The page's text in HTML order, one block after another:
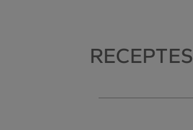
RECEPTES